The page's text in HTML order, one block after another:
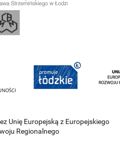
Unię Europejską z Europejskiego
Regionalnego